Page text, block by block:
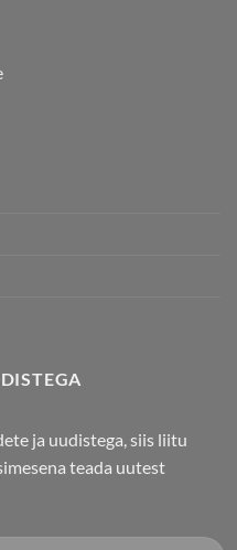
ja uudistega, siis liitu
teada uutest